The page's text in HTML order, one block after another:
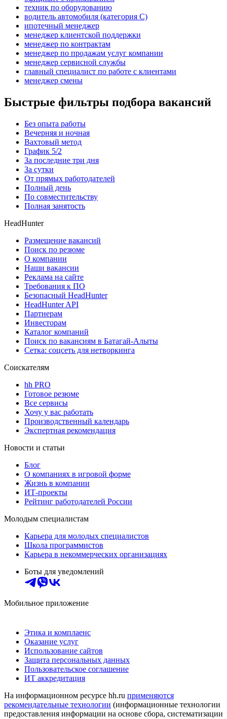
техник по оборудованию
водитель автомобиля (категория C)
ипотечный менеджер
менеджер клиентской поддержки
менеджер по контрактам
менеджер по продажам услуг компании
менеджер сервисной службы
главный специалист по работе с клиентами
менеджер смены
Быстрые фильтры подбора вакансий
Без опыта работы
Вечерняя и ночная
Вахтовый метод
График 5/2
За последние три дня
За сутки
От прямых работодателей
Полный день
По совместительству
Полная занятость
HeadHunter
Размещение вакансий
Поиск по резюме
О компании
Наши вакансии
Реклама на сайте
Требования к ПО
Безопасный HeadHunter
HeadHunter API
Партнерам
Инвесторам
Каталог компаний
Поиск по вакансиям в Батагай-Алыты
Сетка: соцсеть для нетворкинга
Соискателям
hh PRO
Готовое резюме
Все сервисы
Хочу у вас работать
Производственный календарь
Экспертная рекомендация
Новости и статьи
Блог
О компаниях в игровой форме
Жизнь в компании
ИТ-проекты
Рейтинг работодателей России
Молодым специалистам
Карьера для молодых специалистов
Школа программистов
Карьера в некоммерческих организациях
Боты для уведомлений
Мобильное приложение
Этика и комплаенс
Оказание услуг
Использование сайтов
Защита персональных данных
Пользовательское соглашение
ИТ аккредитация
На информационном ресурсе hh.ru применяются
рекомендательные технологии (информационные технологии
предоставления информации на основе сбора, систематизации